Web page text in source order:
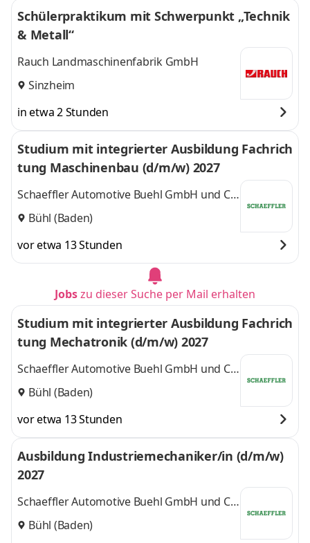
Schülerpraktikum mit Schwerpunkt „Technik
& Metall“
Rauch Landmaschinenfabrik GmbH
Sinzheim
in etwa 2 Stunden
Studium mit integrierter Ausbildung Fachrich
tung Maschinenbau (d/m/w) 2027
Schaeffler Automotive Buehl GmbH und Co.
KGBühl (Baden)
vor etwa 13 Stunden
Jobszu dieser Suche per Mail erhalten
Studium mit integrierter Ausbildung Fachrich
tung Mechatronik (d/m/w) 2027
Schaeffler Automotive Buehl GmbH und Co.
KGBühl (Baden)
vor etwa 13 Stunden
Ausbildung Industriemechaniker/in (d/m/w)
2027
Schaeffler Automotive Buehl GmbH und Co.
KGBühl (Baden)